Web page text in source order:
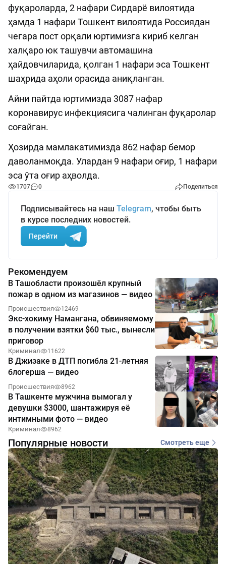
фуқароларда, 2 нафари Сирдарё вилоятида
ҳамда 1 нафари Тошкент вилоятида Россиядан
чегара пост орқали юртимизга кириб келган
халқаро юк ташувчи автомашина
ҳайдовчиларида, қолган 1 нафари эса Тошкент
шаҳрида аҳоли орасида аниқланган.
Айни пайтда юртимизда 3087 нафар
коронавирус инфекциясига чалинган фуқаролар
соғайган.
Ҳозирда мамлакатимизда 862 нафар бемор
даволанмоқда. Улардан 9 нафари оғир, 1 нафари
эса ўта оғир аҳволда.
1707 0 Поделиться
Подписывайтесь на наш Telegram, чтобы быть
в курсе последних новостей.
Перейти
Рекомендуем
В Ташобласти произошёл крупный
пожар в одном из магазинов — видео
Происшествия 12469
Экс-хокиму Намангана, обвиняемому
в получении взятки $60 тыс., вынесли
приговор
Криминал 11622
В Джизаке в ДТП погибла 21-летняя
блогерша — видео
Происшествия 8962
В Ташкенте мужчина вымогал у
девушки $3000, шантажируя её
интимными фото — видео
Криминал 8962
Популярные новости Смотреть еще